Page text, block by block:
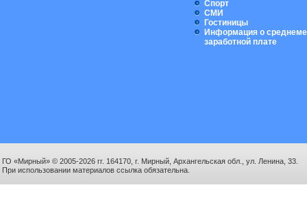
Спорт
СМИ
Гостиницы
Информация о
заработной плате
ГО «Мирный» © 2005-2026 гг. 164170, г. Мирный, Архангельская обл., ул. Ленина, 33.
При использовании материалов ссылка обязательна.